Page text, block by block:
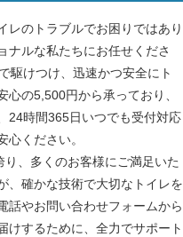
レのトラブルでお困りではあり
ナルな私たちにお任せくださ
駆けつけ、迅速かつ安全にト
の5,500円から承っており、
24時間365日いつでも受付対応
心ください。
、多くのお客様にご満足いた
、確かな技術で大切なトイレを
話やお問い合わせフォームから
けするために、全力でサポート